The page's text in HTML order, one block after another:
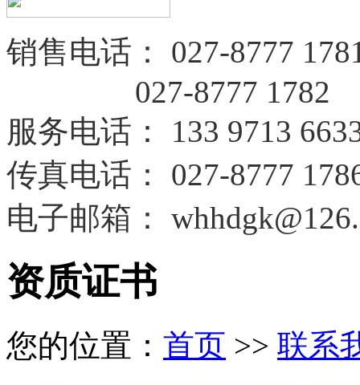
销售电话：
027-8777
027-8777 1782
服务电话 ：
133 9713
传真电话： 027-8777
电子邮箱：
资质证书
您的位置： 首页 >> 联系